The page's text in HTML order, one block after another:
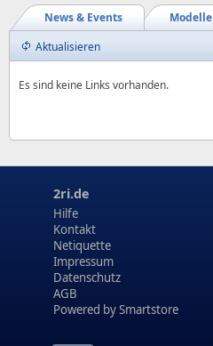
Modelle
News & Events
Aktualisieren
Es sind keine Links vorhanden.
2ri.de
Hilfe
Kontakt
Netiquette
Impressum
Datenschutz
AGB
Powered bySmartstore